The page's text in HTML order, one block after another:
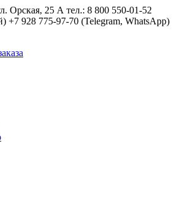
Орская, 25 А тел.: 8 800 550-01-52
+7 928 775-97-70 (Telegram, WhatsApp)